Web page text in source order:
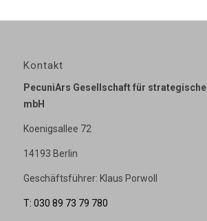
Kontakt
PecuniArs Gesellschaft für
mbH
Koenigsallee 72
14193 Berlin
Geschäftsführer: Klaus Porwoll
T: 030 89 73 79 780